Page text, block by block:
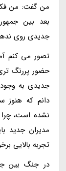
من گفت: من
بعد بین
جدیدی روی
تصور می کنم
حضور پررنگ
جدیدی به
دانم که هنوز
نشده است،
مدیران جدید
تجربه بالایی
در جنگ بین